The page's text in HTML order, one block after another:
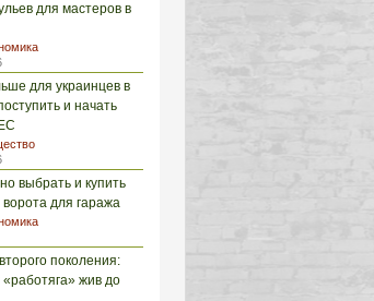
для мастеров в
для украинцев в
и начать
выбрать и купить
для гаража
поколения:
«работяга» жив до